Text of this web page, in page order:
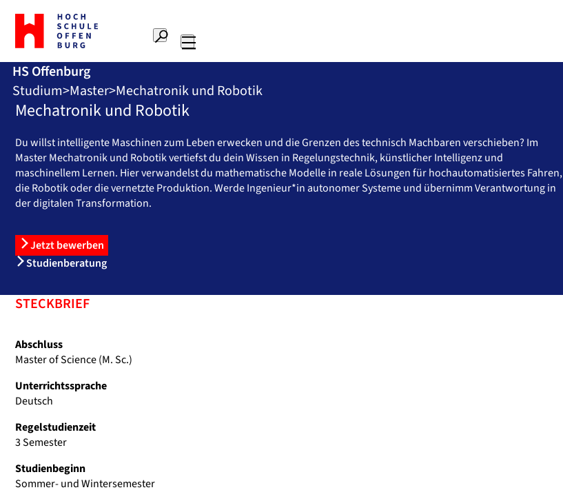
Zur
Startseite
Hochschule
Offenburg
Suche
Hauptnavigation
HS Offenburg
Studium Master Mechatronik und Robotik
Mechatronik und Robotik
Du willst intelligente Maschinen zum Leben erwecken und die Grenzen des technisch Machbaren verschieben? Im
Master Mechatronik und Robotik vertiefst du dein Wissen in Regelungstechnik, künstlicher Intelligenz und
maschinellem Lernen. Hier verwandelst du mathematische Modelle in reale Lösungen für hochautomatisiertes Fahren,
die Robotik oder die vernetzte Produktion. Werde Ingenieur*in autonomer Systeme und übernimm Verantwortung in
der digitalen Transformation.
Jetzt bewerben
Studienberatung
STECKBRIEF
Abschluss
Master of Science (M. Sc.)
Unterrichtssprache
Deutsch
Regelstudienzeit
3 Semester
Studienbeginn
Sommer- und Wintersemester